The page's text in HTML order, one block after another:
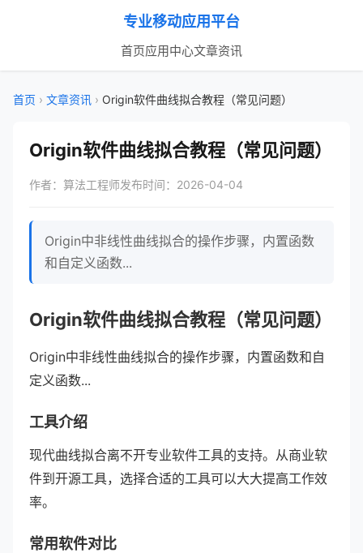
专业移动应用平台
首页应用中心文章资讯
首页 › 文章资讯 › Origin软件曲线拟合教程（常见问题）
Origin软件曲线拟合教程（常见问题）
作者：算法工程师发布时间：2026-04-04
Origin中非线性曲线拟合的操作步骤，内置函数
和自定义函数...
Origin软件曲线拟合教程（常见问题）
Origin中非线性曲线拟合的操作步骤，内置函数和自
定义函数...
工具介绍
现代曲线拟合离不开专业软件工具的支持。从商业软
件到开源工具，选择合适的工具可以大大提高工作效
率。
常用软件对比